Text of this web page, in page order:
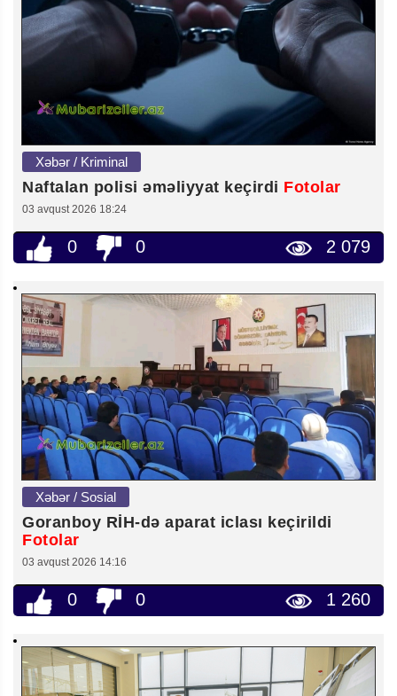
Xəbər / Kriminal
Naftalan polisi əməliyyat keçirdi Fotolar
03 avqust 2026 18:24
0 0 2 079
Xəbər / Sosial
Goranboy RİH-də aparat iclası keçirildi
Fotolar
03 avqust 2026 14:16
0 0 1 260